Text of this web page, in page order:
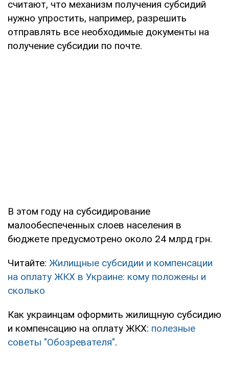
считают, что механизм получения субсидий
нужно упростить, например, разрешить
отправлять все необходимые документы на
получение субсидии по почте.
В этом году на субсидирование
малообеспеченных слоев населения в
бюджете предусмотрено около 24 млрд грн.
Читайте: Жилищные субсидии и компенсации
на оплату ЖКХ в Украине: кому положены и
сколько
Как украинцам оформить жилищную субсидию
и компенсацию на оплату ЖКХ: полезные
советы "Обозревателя".